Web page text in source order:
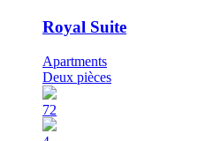
Royal Suite
Apartments
Deux pièces
72